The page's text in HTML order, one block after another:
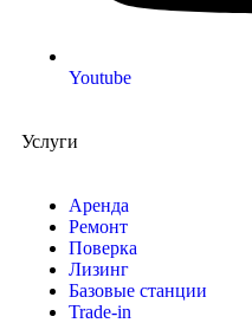
Youtube
Услуги
Аренда
Ремонт
Поверка
Лизинг
Базовые станции
Trade-in